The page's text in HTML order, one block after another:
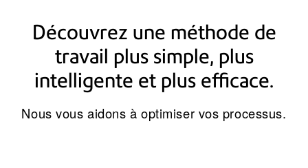
Découvrez une méthode de
travail plus simple, plus
intelligente et plus efficace.
Nous vous aidons à optimiser vos processus.